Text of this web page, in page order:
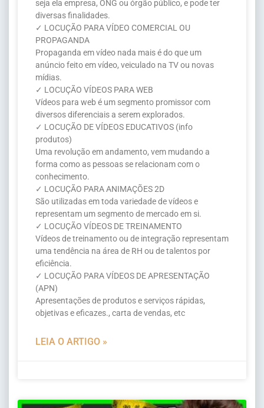
seja ela empresa, ONG ou órgão público, e pode ter
diversas finalidades.
✓ LOCUÇÃO PARA VÍDEO COMERCIAL OU
PROPAGANDA
Propaganda em vídeo nada mais é do que um
anúncio feito em vídeo, veiculado na TV ou novas
mídias.
✓ LOCUÇÃO VÍDEOS PARA WEB
Vídeos para web é um segmento promissor com
diversos diferenciais a serem explorados.
✓ LOCUÇÃO DE VÍDEOS EDUCATIVOS (info
produtos)
Uma revolução em andamento, vem mudando a
forma como as pessoas se relacionam com o
conhecimento.
✓ LOCUÇÃO PARA ANIMAÇÕES 2D
São utilizadas em toda variedade de vídeos e
representam um segmento de mercado em si.
✓ LOCUÇÃO VÍDEOS DE TREINAMENTO
Vídeos de treinamento ou de integração representam
uma tendência na área de RH ou de talentos por
eficiência.
✓ LOCUÇÃO PARA VÍDEOS DE APRESENTAÇÃO
(APN)
Apresentações de produtos e serviços rápidas,
objetivas e eficazes., carta de vendas, etc
LEIA O ARTIGO »